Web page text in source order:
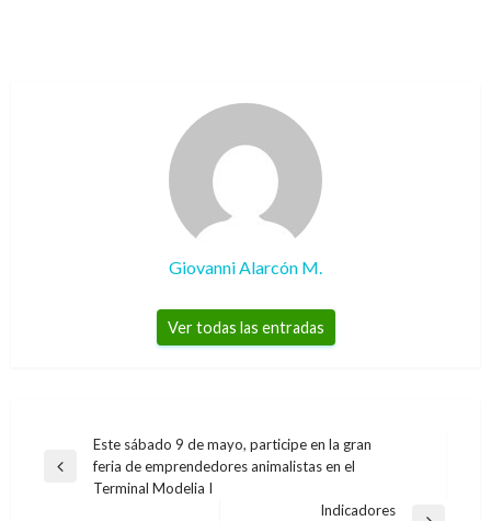
Giovanni Alarcón M.
Ver todas las entradas
Navegación
de
Entrada
Este sábado 9 de mayo, participe en la gran
feria de emprendedores animalistas en el
Terminal Modelia I
Indicadores